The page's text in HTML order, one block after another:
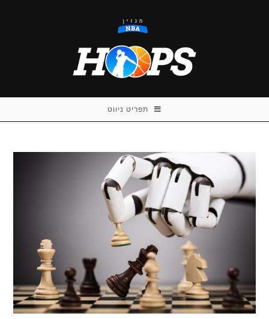
תפריט ניווט